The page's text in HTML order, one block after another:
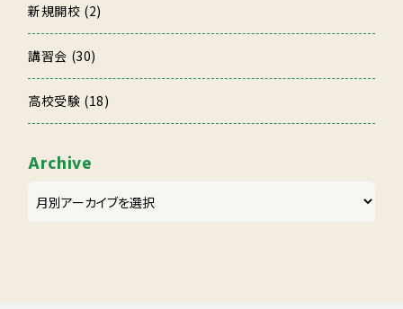
新規開校 (2)
講習会 (30)
高校受験 (18)
Archive